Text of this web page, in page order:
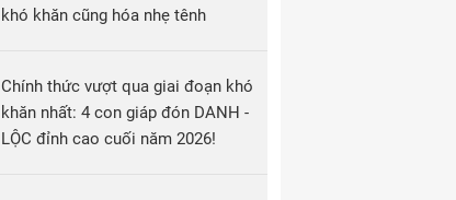
khó khăn cũng hóa nhẹ tênh
Chính thức vượt qua giai đoạn khó
khăn nhất: 4 con giáp đón DANH -
LỘC đỉnh cao cuối năm 2026!